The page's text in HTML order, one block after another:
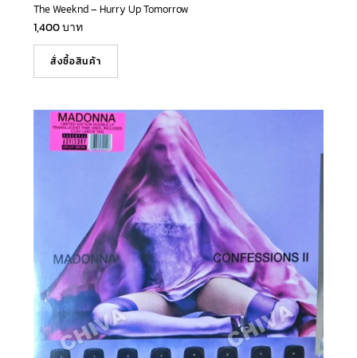
The Weeknd – Hurry Up Tomorrow
1,400บาท
สั่งซื้อสินค้า